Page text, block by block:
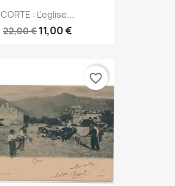
CORTE : L'eglise...
22,00 € 11,00 €
favorite_border